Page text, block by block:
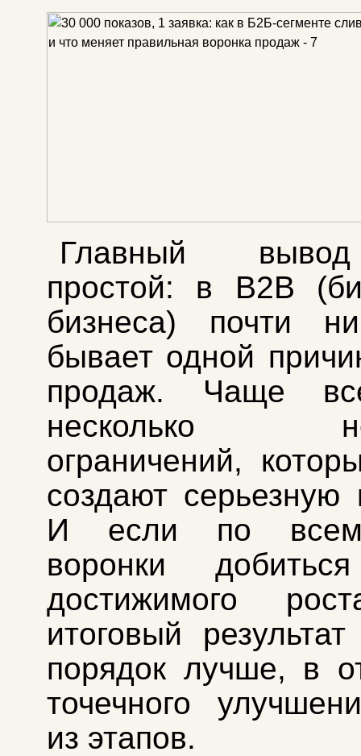
Главный
простой: в B2B
бизнеса) почти
бывает одной
продаж. Чаще
несколько
ограничений,
создают серьезную
И если по всем
воронки
достижимого
итоговый
порядок лучше, в
точечного
из этапов.